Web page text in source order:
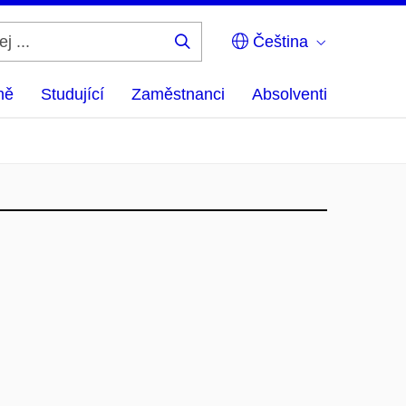
Čeština
Studující Zaměstnanci Absolventi